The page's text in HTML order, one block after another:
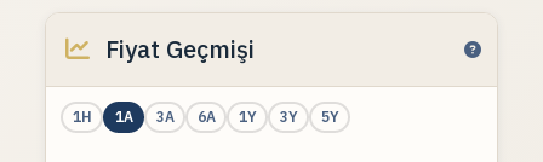
Fiyat Geçmişi
1H 1A 3A 6A 1Y 3Y 5Y